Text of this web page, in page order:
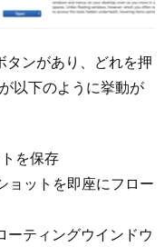
タンがあり、どれを押
以下のように挙動が
を保存
ョットを即座にフロー
ーティングウインドウ